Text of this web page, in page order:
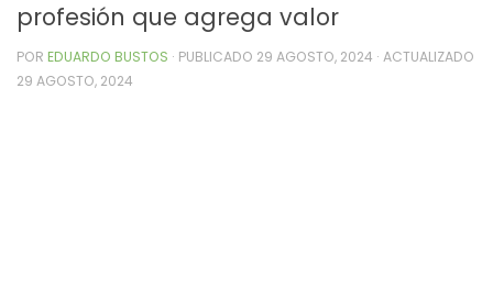
profesión que agrega valor
POR EDUARDO BUSTOS · PUBLICADO 29 AGOSTO, 2024 · ACTUALIZADO
29 AGOSTO, 2024